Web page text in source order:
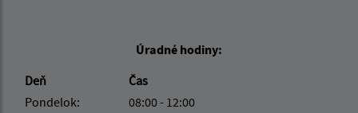
Úradné hodiny:
Deň
Čas
Pondelok:
08:00 - 12:00